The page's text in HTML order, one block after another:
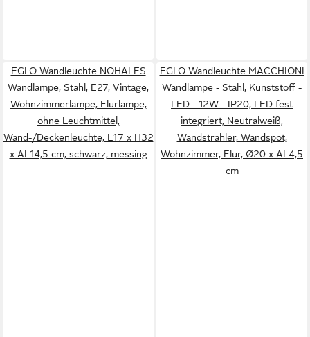
EGLO Wandleuchte NOHALES
Wandlampe, Stahl, E27, Vintage,
Wohnzimmerlampe, Flurlampe,
ohne Leuchtmittel,
Wand-/Deckenleuchte, L17 x H32
x AL14,5 cm, schwarz, messing
EGLO Wandleuchte MACCHIONI
Wandlampe - Stahl, Kunststoff -
LED - 12W - IP20, LED fest
integriert, Neutralweiß,
Wandstrahler, Wandspot,
Wohnzimmer, Flur, Ø20 x AL4,5
cm